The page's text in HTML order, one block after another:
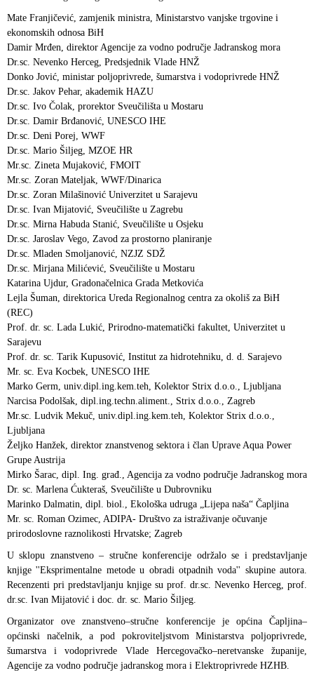
Mate Franjičević, zamjenik ministra, Ministarstvo vanjske trgovine i
ekonomskih odnosa BiH
Damir Mrđen, direktor Agencije za vodno područje Jadranskog mora
Dr.sc. Nevenko Herceg, Predsjednik Vlade HNŽ
Donko Jović, ministar poljoprivrede, šumarstva i vodoprivrede HNŽ
Dr.sc. Jakov Pehar, akademik HAZU
Dr.sc. Ivo Čolak, prorektor Sveučilišta u Mostaru
Dr.sc. Damir Brđanović, UNESCO IHE
Dr.sc. Deni Porej, WWF
Dr.sc. Mario Šiljeg, MZOE HR
Mr.sc. Zineta Mujaković, FMOIT
Mr.sc. Zoran Mateljak, WWF/Dinarica
Dr.sc. Zoran Milašinović Univerzitet u Sarajevu
Dr.sc. Ivan Mijatović, Sveučilište u Zagrebu
Dr.sc. Mirna Habuda Stanić, Sveučilište u Osjeku
Dr.sc. Jaroslav Vego, Zavod za prostorno planiranje
Dr.sc. Mladen Smoljanović, NZJZ SDŽ
Dr.sc. Mirjana Milićević, Sveučilište u Mostaru
Katarina Ujdur, Gradonačelnica Grada Metkovića
Lejla Šuman, direktorica Ureda Regionalnog centra za okoliš za BiH
(REC)
Prof. dr. sc. Lada Lukić, Prirodno-matematički fakultet, Univerzitet u
Sarajevu
Prof. dr. sc. Tarik Kupusović, Institut za hidrotehniku, d. d. Sarajevo
Mr. sc. Eva Kocbek, UNESCO IHE
Marko Germ, univ.dipl.ing.kem.teh, Kolektor Strix d.o.o., Ljubljana
Narcisa Podolšak, dipl.ing.techn.aliment., Strix d.o.o., Zagreb
Mr.sc. Ludvik Mekuč, univ.dipl.ing.kem.teh, Kolektor Strix d.o.o.,
Ljubljana
Željko Hanžek, direktor znanstvenog sektora i član Uprave Aqua Power
Grupe Austrija
Mirko Šarac, dipl. Ing. građ., Agencija za vodno područje Jadranskog mora
Dr. sc. Marlena Ćukteraš, Sveučilište u Dubrovniku
Marinko Dalmatin, dipl. biol., Ekološka udruga „Lijepa naša“ Čapljina
Mr. sc. Roman Ozimec, ADIPA- Društvo za istraživanje očuvanje
prirodoslovne raznolikosti Hrvatske; Zagreb
U sklopu znanstveno – stručne konferencije održalo se i predstavljanje
knjige ''Eksprimentalne metode u obradi otpadnih voda'' skupine autora.
Recenzenti pri predstavljanju knjige su prof. dr.sc. Nevenko Herceg, prof.
dr.sc. Ivan Mijatović i doc. dr. sc. Mario Šiljeg.
Organizator ove znanstveno–stručne konferencije je općina Čapljina–
općinski načelnik, a pod pokroviteljstvom Ministarstva poljoprivrede,
šumarstva i vodoprivrede Vlade Hercegovačko–neretvanske županije,
Agencije za vodno područje jadranskog mora i Elektroprivrede HZHB.